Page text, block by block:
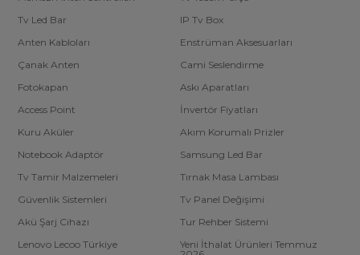
Tv Led Bar
IP Tv Box
Anten Kabloları
Enstrüman Aksesuarları
Çanak Anten
Cami Seslendirme
Fotokapan
Askı Aparatları
Access Point
İnvertör Fiyatları
Kuru Aküler
Akım Korumalı Prizler
Notebook Adaptör
Samsung Led Bar
Tv Tamir Malzemeleri
Tırnak Masa Lambası
Güvenlik Sistemleri
Tv Panel Değişimi
Akü Şarj Cihazı
Tur Rehber Sistemi
Lenovo Lecoo Türkiye
Yeni İthalat Ürünleri Temmuz